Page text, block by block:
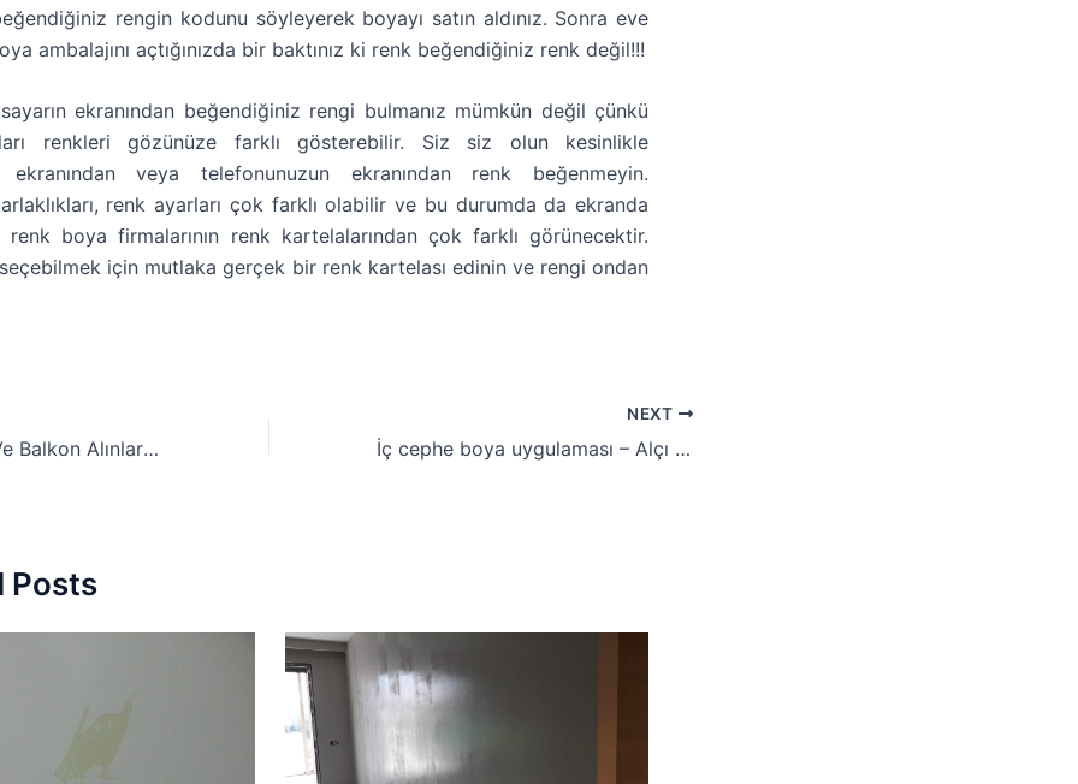
rengin kodunu söyleyerek boyayı satın aldınız. Sonra eve
ambalajını açtığınızda bir baktınız ki renk beğendiğiniz renk değil!!!
ekranından beğendiğiniz rengi bulmanız mümkün değil çünkü
renkleri gözünüze farklı gösterebilir. Siz siz olun kesinlikle
ekranından veya telefonunuzun ekranından renk beğenmeyin.
renk ayarları çok farklı olabilir ve bu durumda da ekranda
renk boya firmalarının renk kartelalarından çok farklı görünecektir.
için mutlaka gerçek bir renk kartelası edinin ve rengi ondan
Dış Cephelerde Ve Balkon Alınlarında Oluşan Beyazlıklar
NEXT
İç cephe boya uygulaması – Alçı üzeri boyalı zemin
Posts